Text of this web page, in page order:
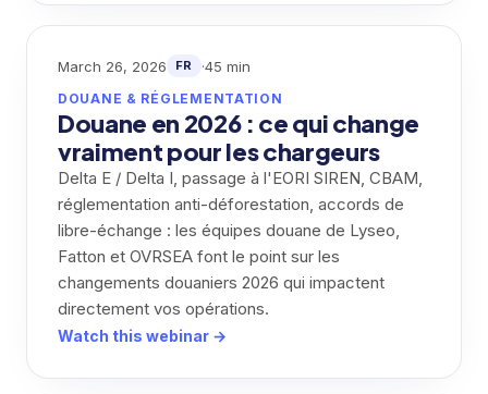
March 26, 2026 FR ·45 min
DOUANE & RÉGLEMENTATION
Douane en 2026 : ce qui change
vraiment pour les chargeurs
Delta E / Delta I, passage à l'EORI SIREN, CBAM,
réglementation anti-déforestation, accords de
libre-échange : les équipes douane de Lyseo,
Fatton et OVRSEA font le point sur les
changements douaniers 2026 qui impactent
directement vos opérations.
Watch this webinar →